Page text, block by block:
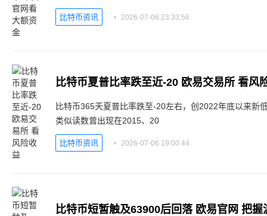
比特币资讯 2026-07-06 23:33:56
比特币夏普比率跌至近-20 欧易交易所 看风
比特币365天夏普比率跌至-20左右，创2022年底以来新
类似读数曾出现在2015、20
比特币资讯 2026-07-06 19:00:44
比特币短暂触及63900后回落 欧易官网 把握